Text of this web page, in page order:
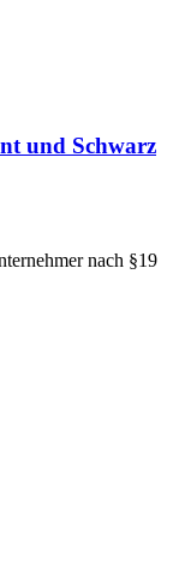
und Schwarz
nach §19